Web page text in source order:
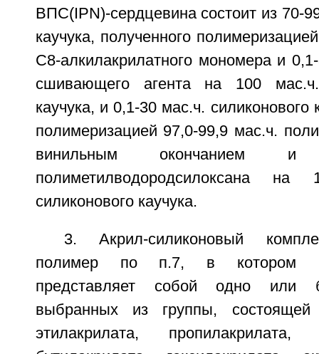
ВПС(IPN)-сердцевина состоит из 70-
каучука, полученного
С8-алкилакрилатного мономера и
сшивающего агента на 100 мас.ч.
каучука, и 0,1-30 мас.ч. силиконового
полимеризацией 97,0-99,9 мас.ч.
винильным окончанием
полиметилводородсилоксана
силиконового каучука.
3. Акрил-силиконовый
полимер по п.7, в котором С1-
представляет собой одно или
выбранных из группы, состоящей
этилакрилата, пропилакрилата,